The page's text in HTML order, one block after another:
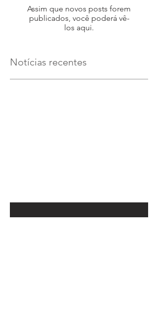
Assim que novos posts forem
publicados, você poderá vê-
los aqui.
Notícias recentes